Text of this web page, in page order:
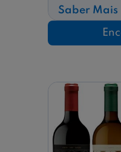
Saber Mais